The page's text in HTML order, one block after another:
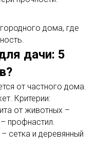
дома, где
дачи: 5
от частного дома.
Критерии:
от животных –
профнастил.
и деревянный